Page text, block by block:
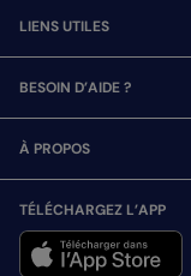
LIENS UTILES
BESOIN D’AIDE ?
À PROPOS
TÉLÉCHARGEZ L’APP